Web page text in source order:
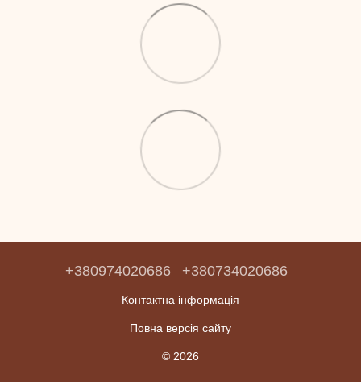
+380974020686 +380734020686
Контактна інформація
Повна версія сайту
© 2026